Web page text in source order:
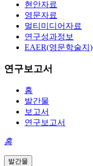
현안자료
영문자료
멀티미디어자료
연구성과정보
EAER(영문학술지)
연구보고서
홈
발간물
보고서
연구보고서
홈
발간물